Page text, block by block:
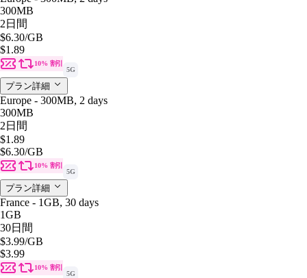
300MB
2日間
$6.30/GB
$1.89
10% 割引
5G
プラン詳細
Europe - 300MB, 2 days
300MB
2日間
$1.89
$6.30/GB
10% 割引
5G
プラン詳細
France - 1GB, 30 days
1GB
30日間
$3.99/GB
$3.99
10% 割引
5G